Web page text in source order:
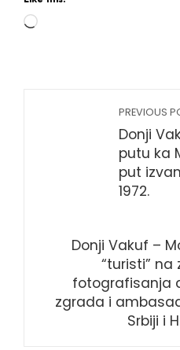
Loading…
PREVIOUS
Donji
putu ka
put
1972.
Donji Vakuf –
“turisti” na
fotografisanja
zgrada i
Srbiji i